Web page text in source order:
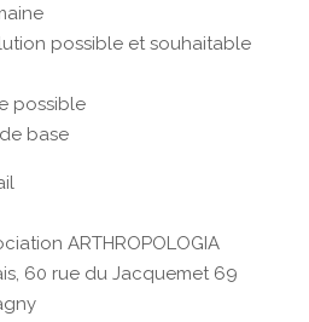
possible et souhaitable
possible
base
ARTHROPOLOGIA
60 rue du Jacquemet 69